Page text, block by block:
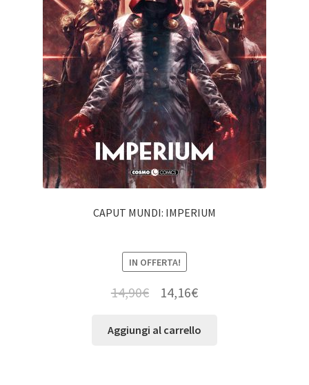
CAPUT MUNDI: IMPERIUM
IN OFFERTA!
14,90€ 14,16€
Aggiungi al carrello